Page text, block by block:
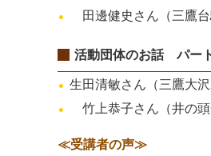
田邊健史さん（三鷹台
活動団体のお話 パー
生田清敏さん（三鷹大
竹上恭子さん（井の頭
≪受講者の声≫